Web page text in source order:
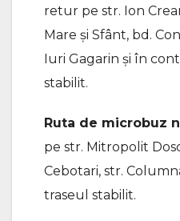
retur pe str. Ion
Mare și Sfânt, bd.
Iuri Gagarin și în
stabilit.
Ruta de microbuz
pe str. Mitropolit
Cebotari, str.
traseul stabilit.